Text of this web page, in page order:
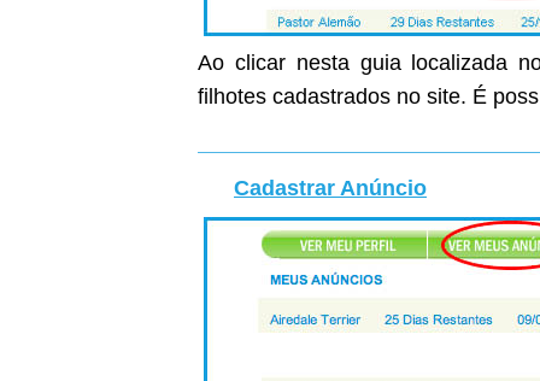
Ao clicar nesta guia localizada
filhotes cadastrados no site. É
Cadastrar Anúncio